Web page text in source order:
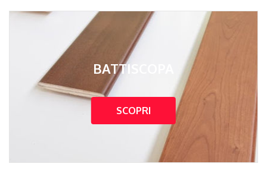
BATTISCOPA
SCOPRI